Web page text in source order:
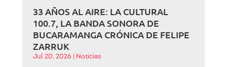
33 AÑOS AL AIRE: LA CULTURAL
100.7, LA BANDA SONORA DE
BUCARAMANGA CRÓNICA DE FELIPE
ZARRUK
Jul 20, 2026 Noticias